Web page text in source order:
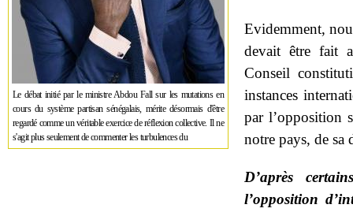
Le débat initié par le ministre Abdou Fall sur les mutations en
cours du système partisan sénégalais, mérite désormais d'être
regardé comme un véritable exercice de réflexion collective. Il ne
s'agit plus seulement de commenter les turbulences du
Evidemment,
devait être fait
Conseil
instances
par l’opposition
notre pays, de sa
D’après
l’opposition